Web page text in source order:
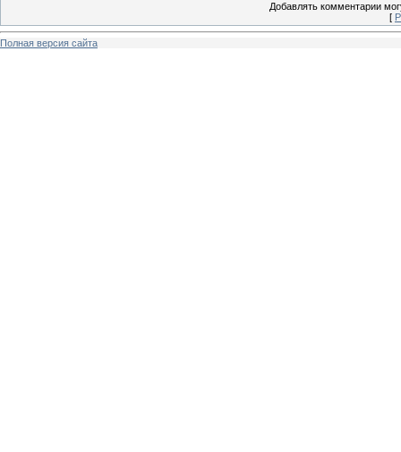
Добавлять комментарии
[
Полная версия сайта